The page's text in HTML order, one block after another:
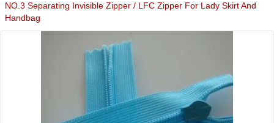
NO.3 Separating Invisible Zipper / LFC Zipper For Lady Skirt And
Handbag